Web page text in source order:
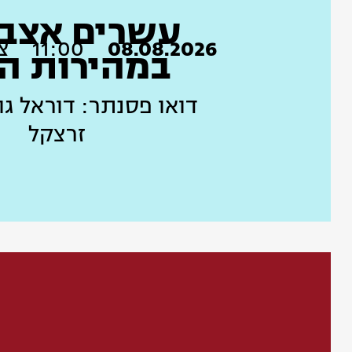
עשרים
במהירות
דואו פסנתר: דוראל
זרצקל
08.08.2026
11:00